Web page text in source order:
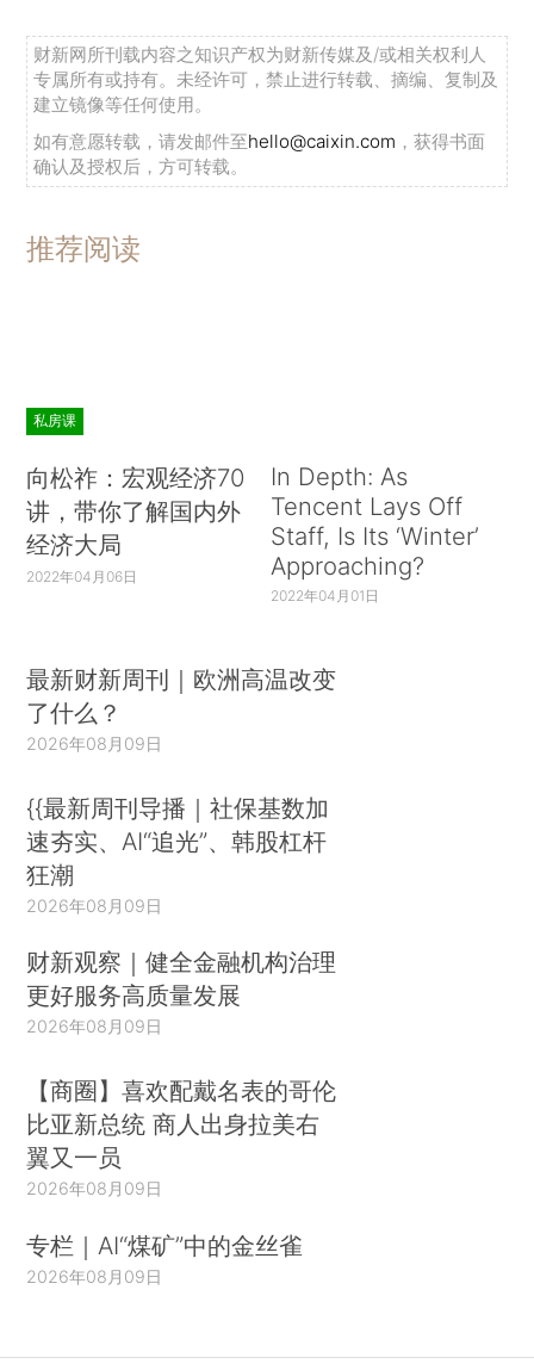
财新网所刊载内容之知识产权为财新传媒及/或相关权利人
专属所有或持有。未经许可，禁止进行转载、摘编、复制及
建立镜像等任何使用。
如有意愿转载，请发邮件至hello@caixin.com ，获得书面
确认及授权后，方可转载。
推荐阅读
私房课
向松祚：宏观经济70
讲，带你了解国内外
经济大局
2022年04月06日
In Depth: As
Tencent Lays Off
Staff, Is Its ‘Winter’
Approaching?
2022年04月01日
最新财新周刊｜欧洲高温改变
了什么？
2026年08月09日
{{最新周刊导播｜社保基数加
速夯实、AI“追光”、韩股杠杆
狂潮
2026年08月09日
财新观察｜健全金融机构治理
更好服务高质量发展
2026年08月09日
【商圈】喜欢配戴名表的哥伦
比亚新总统 商人出身拉美右
翼又一员
2026年08月09日
专栏｜AI“煤矿”中的金丝雀
2026年08月09日